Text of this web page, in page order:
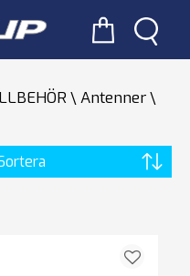
Antenner